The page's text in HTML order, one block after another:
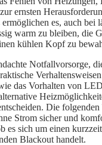
ernsten
es, auch bei
warm zu bleiben, die
kühlen Kopf zu
Notfallvorsorge,
das Vorhalten von
Die folgenden
Strom sicher und
es sich um einen
Blackout handelt.